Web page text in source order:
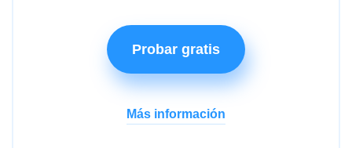
Probar gratis
Más información